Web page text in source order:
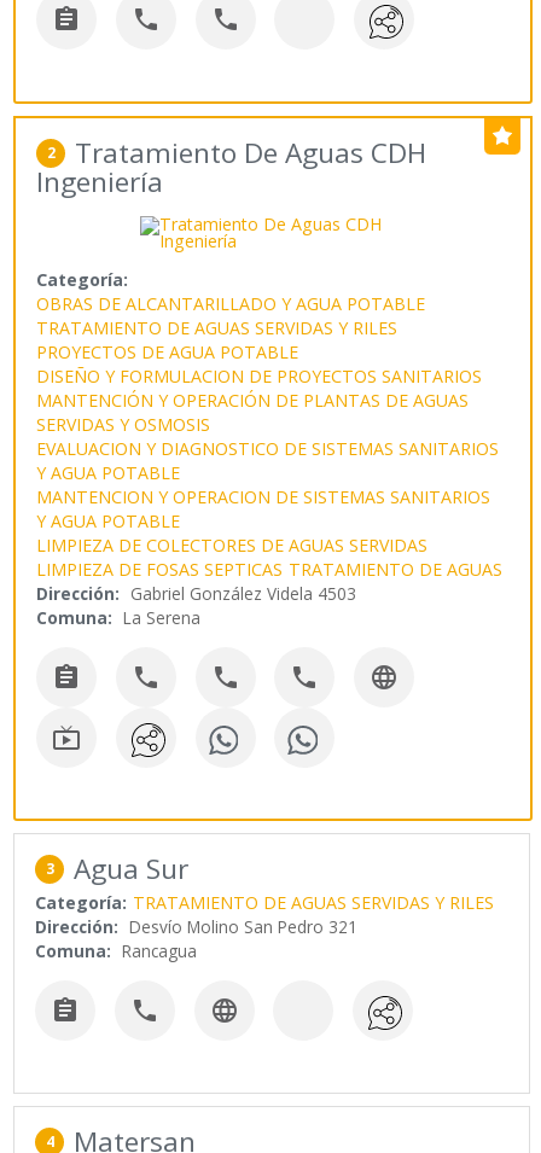
  
2 Tratamiento De Aguas CDH
Ingeniería
Categoría:
OBRAS DE ALCANTARILLADO Y AGUA POTABLE
TRATAMIENTO DE AGUAS SERVIDAS Y RILES
PROYECTOS DE AGUA POTABLE
DISEÑO Y FORMULACION DE PROYECTOS SANITARIOS
MANTENCIÓN Y OPERACIÓN DE PLANTAS DE AGUAS
SERVIDAS Y OSMOSIS
EVALUACION Y DIAGNOSTICO DE SISTEMAS SANITARIOS
Y AGUA POTABLE
MANTENCION Y OPERACION DE SISTEMAS SANITARIOS
Y AGUA POTABLE
LIMPIEZA DE COLECTORES DE AGUAS SERVIDAS
LIMPIEZA DE FOSAS SEPTICAS TRATAMIENTO DE AGUAS
Dirección: Gabriel González Videla 4503
Comuna: La Serena
    

3 Agua Sur
Categoría: TRATAMIENTO DE AGUAS SERVIDAS Y RILES
Dirección: Desvío Molino San Pedro 321
Comuna: Rancagua
  
4 Matersan